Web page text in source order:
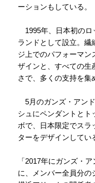
ーションもしている。
1995年、日本初のロ
ランドとして設立。繊
ジ上でのパフォーマン
ザインと、すべての生
さで、多くの支持を集
5月のガンズ・アン
シュにペンダントとト
ボで、日本限定でスラ
ターをデザインしてい
「2017年にガンズ・
に、メンバー全員分の